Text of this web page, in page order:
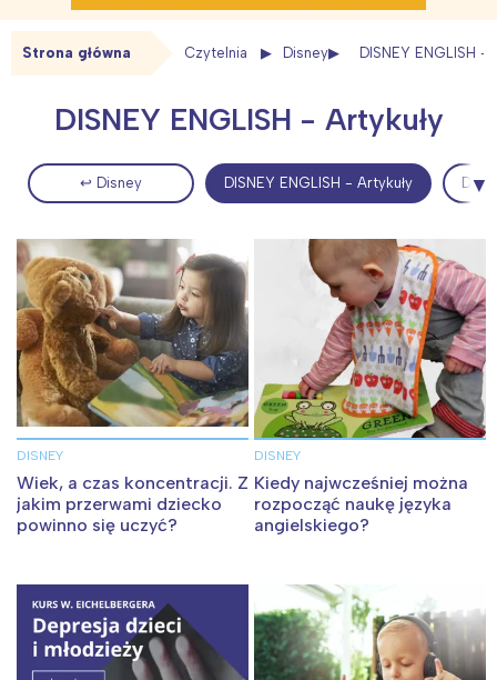
Strona główna Czytelnia Disney DISNEY ENGLISH -
DISNEY ENGLISH - Artykuły
↩ Disney DISNEY ENGLISH - Artykuły
DISNEY
Wiek, a czas koncentracji. Z
jakim przerwami dziecko
powinno się uczyć?
DISNEY
Kiedy najwcześniej można
rozpocząć naukę języka
angielskiego?
Interesują mnie wydarzenia z
tego regionu:
Warszawa
Łódź
Trójmiasto
Wrocław
Śląsk
Kraków
Południe
Północ
Wszystkie